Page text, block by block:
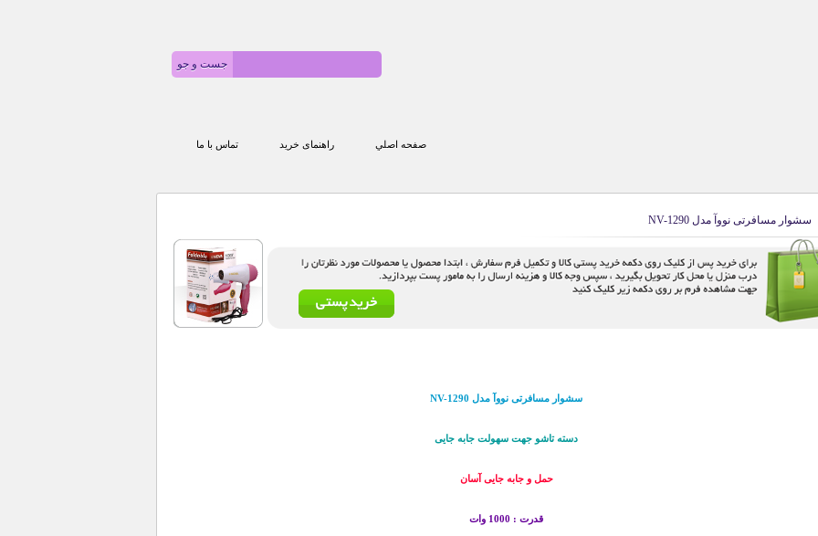
صفحه اصلي راهنمای خرید تماس با ما
سشوار مسافرتی نووآ مدل NV-1290
سشوار مسافرتی نووآ مدل NV-1290
دسته تاشو جهت سهولت جابه جایی
حمل و جابه جایی آسان
قدرت : 1000 وات